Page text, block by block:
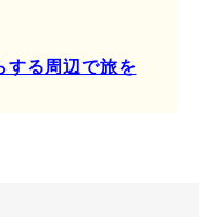
する周辺で旅を